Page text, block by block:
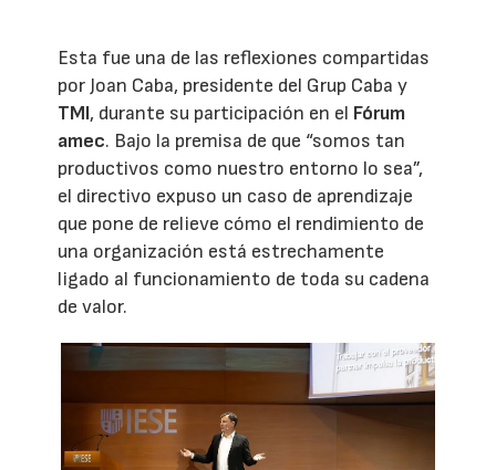
Esta fue una de las reflexiones compartidas
por Joan Caba, presidente del Grup Caba y
TMI, durante su participación en el Fórum
amec. Bajo la premisa de que “somos tan
productivos como nuestro entorno lo sea”,
el directivo expuso un caso de aprendizaje
que pone de relieve cómo el rendimiento de
una organización está estrechamente
ligado al funcionamiento de toda su cadena
de valor.